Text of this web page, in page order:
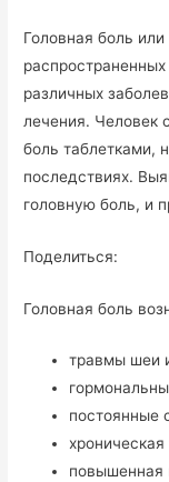
Головная боль
различных
лечения. Человек
боль таблетками,
последствиях.
головную боль, и
Поделиться:
Головная боль
травмы шеи
постоянные
хроническая
повышенная